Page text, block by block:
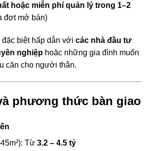
hoặc miễn phí quản lý trong 1–2
đợt mở bán)
biệt hấp dẫn với các nhà đầu tư
nghiệp hoặc những gia đình muốn
căn cho người thân.
phương thức bàn giao
Từ 3.2 – 4.5 tỷ